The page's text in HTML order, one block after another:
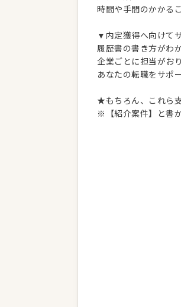
時間や手間のかかる
▼内定獲得へ向けて
履歴書の書き方がわ
企業ごとに担当がお
あなたの転職をサポ
★もちろん、これら
※【紹介案件】と書